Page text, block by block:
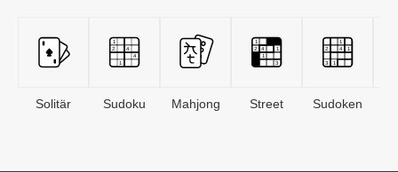
Solitär Sudoku Mahjong Street Sudoken